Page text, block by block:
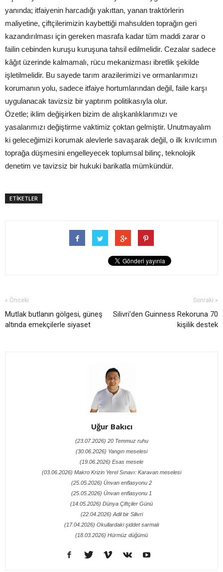
yanında; itfaiyenin harcadığı yakıttan, yanan traktörlerin
maliyetine, çiftçilerimizin kaybettiği mahsulden toprağın geri
kazandırılması için gereken masrafa kadar tüm maddi zarar o
failin cebinden kuruşu kuruşuna tahsil edilmelidir. Cezalar sadece
kâğıt üzerinde kalmamalı, rücu mekanizması ibretlik şekilde
işletilmelidir. Bu sayede tarım arazilerimizi ve ormanlarımızı
korumanın yolu, sadece itfaiye hortumlarından değil, faile karşı
uygulanacak tavizsiz bir yaptırım politikasıyla olur.
Özetle; iklim değişirken bizim de alışkanlıklarımızı ve
yasalarımızı değiştirme vaktimiz çoktan gelmiştir. Unutmayalım
ki geleceğimizi korumak alevlerle savaşarak değil, o ilk kıvılcımın
toprağa düşmesini engelleyecek toplumsal bilinç, teknolojik
denetim ve tavizsiz bir hukuki barikatla mümkündür.
ETİKETLER
« Önceki
Mutlak butlanın gölgesi, güneş
altında emekçilerle siyaset
Sonraki »
Silivri'den Guinness Rekoruna 70
kişilik destek
Uğur Bakıcı
(23.07.2026) 20 Temmuz ruhu
(30.06.2026) Yangın meselesi
(19.06.2026) Esas mesele
(03.06.2026) Makro Krizin Yerel Sınavı: Karavan meselesi
(25.05.2026) Ünvan enflasyonu 2
(25.05.2026) Ünvan enflasyonu 1
(14.05.2026) Dünya Çiftçiler Günü
(22.04.2026) Adil bir Silivri
(17.04.2026) Okullardaki şiddet sarmalı
(18.03.2026) Hürmüz düğümü